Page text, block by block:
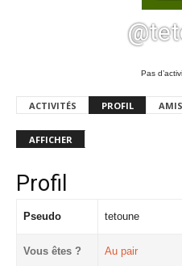
Pas
ACTIVITÉS PROFIL AMIS
AFFICHER
Profil
Pseudo tetoune
Vous êtes ? Au pair